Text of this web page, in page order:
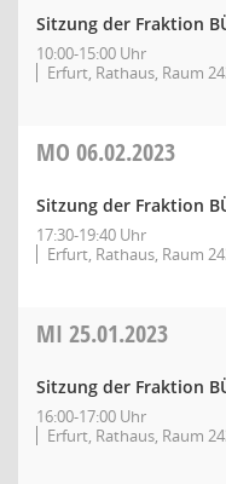
Sitzung der Fraktion
10:00-15:00 Uhr
Erfurt, Rathaus, Raum
MO 06.02.2023
Sitzung der Fraktion
17:30-19:40 Uhr
Erfurt, Rathaus, Raum
MI 25.01.2023
Sitzung der Fraktion
16:00-17:00 Uhr
Erfurt, Rathaus, Raum